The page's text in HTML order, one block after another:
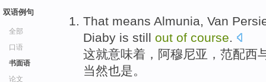
双语例句
全部
口语
书面语
论文
That means Almunia, Van
Diaby is still out of course.
这就意味着 ， 阿穆尼亚 ， 范配西
当然也是。